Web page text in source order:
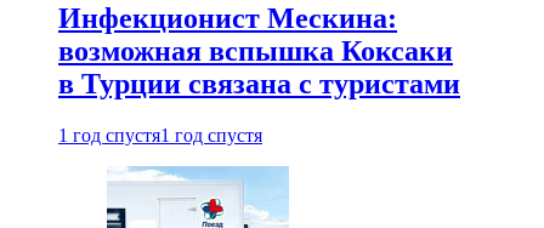
Инфекционист Мескина:
возможная вспышка Коксаки
в Турции связана с туристами
1 год спустя1 год спустя